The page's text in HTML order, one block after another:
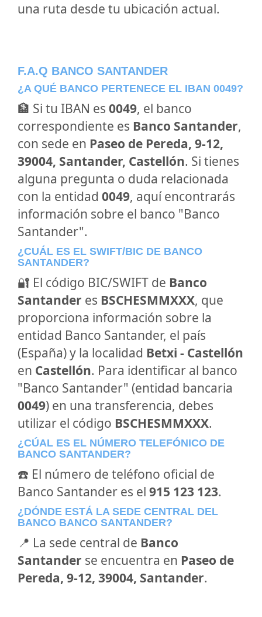
una ruta desde tu ubicación actual.
F.A.Q BANCO SANTANDER
¿A QUÉ BANCO PERTENECE EL IBAN 0049?
🏦 Si tu IBAN es 0049, el banco
correspondiente es Banco Santander,
con sede en Paseo de Pereda, 9-12,
39004, Santander, Castellón. Si tienes
alguna pregunta o duda relacionada
con la entidad 0049, aquí encontrarás
información sobre el banco "Banco
Santander".
¿CUÁL ES EL SWIFT/BIC DE BANCO
SANTANDER?
🔐 El código BIC/SWIFT de Banco
Santander es BSCHESMMXXX, que
proporciona información sobre la
entidad Banco Santander, el país
(España) y la localidad Betxi - Castellón
en Castellón. Para identificar al banco
"Banco Santander" (entidad bancaria
0049) en una transferencia, debes
utilizar el código BSCHESMMXXX.
¿CÚAL ES EL NÚMERO TELEFÓNICO DE
BANCO SANTANDER?
☎️ El número de teléfono oficial de
Banco Santander es el 915 123 123.
¿DÓNDE ESTÁ LA SEDE CENTRAL DEL
BANCO BANCO SANTANDER?
📍 La sede central de Banco
Santander se encuentra en Paseo de
Pereda, 9-12, 39004, Santander.